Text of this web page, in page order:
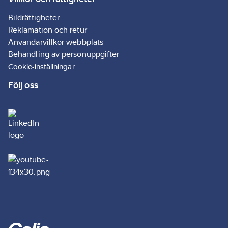
Kopplingsklämman
kan användas i en
omgivningstemperatur
på upp till 85° C.
Artikelnr: 4014409282
Ean
7318274092823
Materialklass
Bildrättigheter
Reklamation och retur
Användarvillkor webbplats
Behandling av personuppgifter
Cookie-inställningar
Följ oss